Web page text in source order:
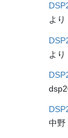
より
より
中野